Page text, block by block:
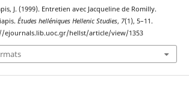
J. (1999). Entretien avec Jacqueline de Romilly.
Études helléniques Hellenic Studies, 7(1), 5–11.
ejournals.lib.uoc.gr/hellst/article/view/1353